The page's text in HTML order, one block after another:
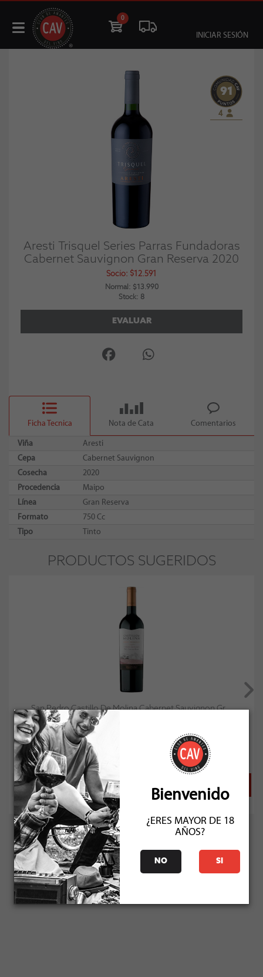
0
INICIAR SESIÓN
91
4
Aresti Trisquel Series Parras Fundadoras
Cabernet Sauvignon Gran Reserva 2020
Socio: $12.591
Normal: $13.990
Stock: 8
EVALUAR
Ficha Tecnica Nota de Cata Comentarios
Viña
Aresti
Cepa
Cabernet Sauvignon
Cosecha
2020
Procedencia
Maipo
Línea
Gran Reserva
Formato
750 Cc
Tipo
Tinto
PRODUCTOS SUGERIDOS
San Pedro Castillo De Molina Cabernet Sauvignon Gr...
Bienvenido
¿ERES MAYOR DE 18
AÑOS?
NO SI